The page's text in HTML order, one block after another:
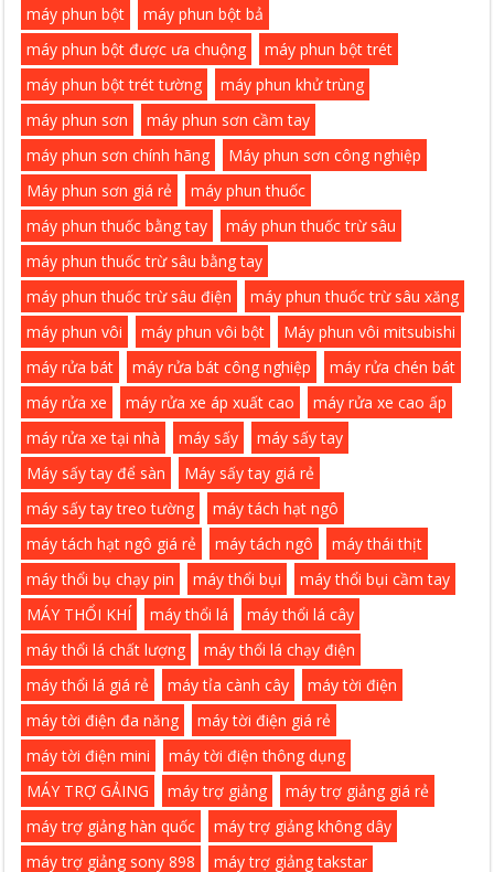
máy phun bột
máy phun bột bả
máy phun bột được ưa chuộng
máy phun bột trét
máy phun bột trét tường
máy phun khử trùng
máy phun sơn
máy phun sơn cầm tay
máy phun sơn chính hãng
Máy phun sơn công nghiệp
Máy phun sơn giá rẻ
máy phun thuốc
máy phun thuốc bằng tay
máy phun thuốc trừ sâu
máy phun thuốc trừ sâu bằng tay
máy phun thuốc trừ sâu điện
máy phun thuốc trừ sâu xăng
máy phun vôi
máy phun vôi bột
Máy phun vôi mitsubishi
máy rửa bát
máy rửa bát công nghiệp
máy rửa chén bát
máy rửa xe
máy rửa xe áp xuất cao
máy rửa xe cao ấp
máy rửa xe tại nhà
máy sấy
máy sấy tay
Máy sấy tay để sàn
Máy sấy tay giá rẻ
máy sấy tay treo tường
máy tách hạt ngô
máy tách hạt ngô giá rẻ
máy tách ngô
máy thái thịt
máy thổi bụ chạy pin
máy thổi bụi
máy thổi bụi cầm tay
MÁY THỔI KHÍ
máy thổi lá
máy thổi lá cây
máy thổi lá chất lượng
máy thổi lá chạy điện
máy thổi lá giá rẻ
máy tỉa cành cây
máy tời điện
máy tời điện đa năng
máy tời điện giá rẻ
máy tời điện mini
máy tời điện thông dụng
MÁY TRỢ GẢING
máy trợ giảng
máy trợ giảng giá rẻ
máy trợ giảng hàn quốc
máy trợ giảng không dây
máy trợ giảng sony 898
máy trợ giảng takstar